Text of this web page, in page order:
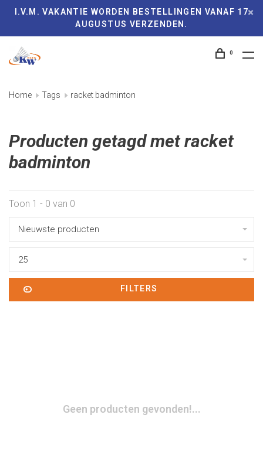
I.V.M. VAKANTIE WORDEN BESTELLINGEN VANAF 17
AUGUSTUS VERZENDEN.
0
Home Tags racket badminton
Producten getagd met racket
badminton
Toon 1 - 0 van 0
Nieuwste producten
25
FILTERS
Geen producten gevonden!...